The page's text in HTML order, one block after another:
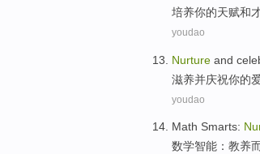
培养你的天赋和
youdao
Nurture and
滋养并庆祝你的
youdao
Math Smarts:
数学智能 ： 教养